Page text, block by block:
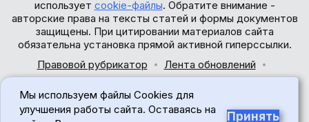
использует cookie-файлы. Обратите внимание -
авторские права на тексты статей и формы документов
защищены. При цитировании материалов сайта
обязательна установка прямой активной гиперссылки.
Правовой рубрикатор
Лента обновлений
© 2017-2026
Мы используем файлы Cookies для
улучшения работы сайта. Оставаясь на
Принять